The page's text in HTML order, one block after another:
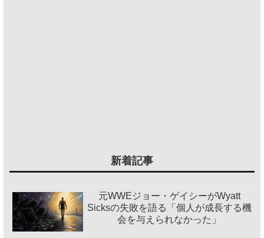
新着記事
元WWEジョー・ゲイシーがWyatt
Sicksの失敗を語る「個人が成長する機
会を与えられなかった」